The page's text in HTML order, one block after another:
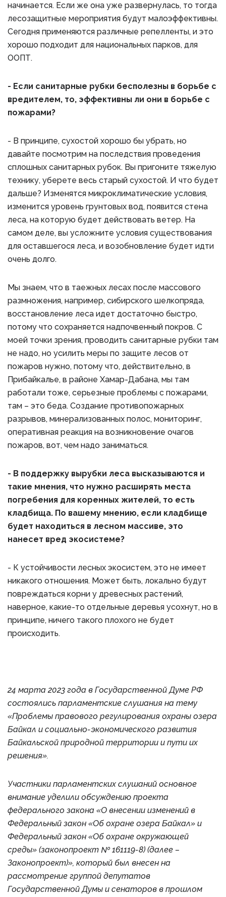
начинается. Если же она уже развернулась, то тогда
лесозащитные мероприятия будут малоэффективны.
Сегодня применяются различные репелленты, и это
хорошо подходит для национальных парков, для
ООПТ.
- Если санитарные рубки бесполезны в борьбе с
вредителем, то, эффективны ли они в борьбе с
пожарами?
- В принципе, сухостой хорошо бы убрать, но
давайте посмотрим на последствия проведения
сплошных санитарных рубок. Вы пригоните тяжелую
технику, уберете весь старый сухостой. И что будет
дальше? Изменятся микроклиматические условия,
изменится уровень грунтовых вод, появится стена
леса, на которую будет действовать ветер. На
самом деле, вы усложните условия существования
для оставшегося леса, и возобновление будет идти
очень долго.
Мы знаем, что в таежных лесах после массового
размножения, например, сибирского шелкопряда,
восстановление леса идет достаточно быстро,
потому что сохраняется надпочвенный покров. С
моей точки зрения, проводить санитарные рубки там
не надо, но усилить меры по защите лесов от
пожаров нужно, потому что, действительно, в
Прибайкалье, в районе Хамар-Дабана, мы там
работали тоже, серьезные проблемы с пожарами,
там – это беда. Создание противопожарных
разрывов, минерализованных полос, мониторинг,
оперативная реакция на возникновение очагов
пожаров, вот, чем надо заниматься.
- В поддержку вырубки леса высказываются и
такие мнения, что нужно расширять места
погребения для коренных жителей, то есть
кладбища. По вашему мнению, если кладбище
будет находиться в лесном массиве, это
нанесет вред экосистеме?
- К устойчивости лесных экосистем, это не имеет
никакого отношения. Может быть, локально будут
повреждаться корни у древесных растений,
наверное, какие-то отдельные деревья усохнут, но в
принципе, ничего такого плохого не будет
происходить.
24 марта 2023 года в Государственной Думе РФ
состоялись парламентские слушания на тему
«Проблемы правового регулирования охраны озера
Байкал и социально-экономического развития
Байкальской природной территории и пути их
решения».
Участники парламентских слушаний основное
внимание уделили обсуждению проекта
федерального закона «О внесении изменений в
Федеральный закон «Об охране озера Байкал» и
Федеральный закон «Об охране окружающей
среды» (законопроект № 161119-8) (далее –
Законопроект)», который был внесен на
рассмотрение группой депутатов
Государственной Думы и сенаторов в прошлом